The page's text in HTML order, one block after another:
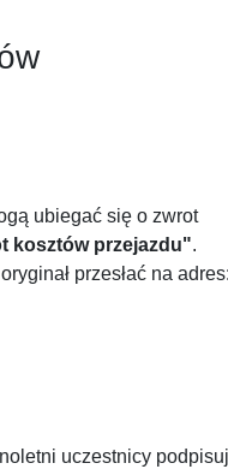
ubiegać się o zwrot
kosztów przejazdu".
przesłać na adres:
uczestnicy